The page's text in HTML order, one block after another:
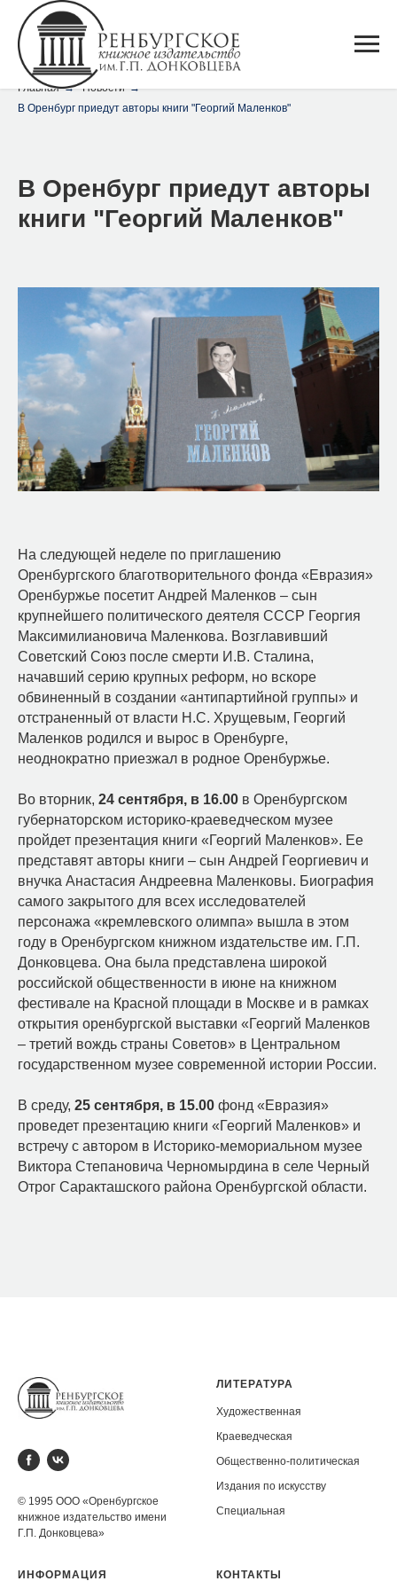
Главная → Новости →
В Оренбург приедут авторы книги "Георгий Маленков"
В Оренбург приедут авторы
книги "Георгий Маленков"
На следующей неделе по приглашению
Оренбургского благотворительного фонда «Евразия»
Оренбуржье посетит Андрей Маленков – сын
крупнейшего политического деятеля СССР Георгия
Максимилиановича Маленкова. Возглавивший
Советский Союз после смерти И.В. Сталина,
начавший серию крупных реформ, но вскоре
обвиненный в создании «антипартийной группы» и
отстраненный от власти Н.С. Хрущевым, Георгий
Маленков родился и вырос в Оренбурге,
неоднократно приезжал в родное Оренбуржье.
Во вторник, 24 сентября, в 16.00 в Оренбургском
губернаторском историко-краеведческом музее
пройдет презентация книги «Георгий Маленков». Ее
представят авторы книги – сын Андрей Георгиевич и
внучка Анастасия Андреевна Маленковы. Биография
самого закрытого для всех исследователей
персонажа «кремлевского олимпа» вышла в этом
году в Оренбургском книжном издательстве им. Г.П.
Донковцева. Она была представлена широкой
российской общественности в июне на книжном
фестивале на Красной площади в Москве и в рамках
открытия оренбургской выставки «Георгий Маленков
– третий вождь страны Советов» в Центральном
государственном музее современной истории России.
В среду, 25 сентября, в 15.00 фонд «Евразия»
проведет презентацию книги «Георгий Маленков» и
встречу с автором в Историко-мемориальном музее
Виктора Степановича Черномырдина в селе Черный
Отрог Саракташского района Оренбургской области.
© 1995 ООО «Оренбургское
книжное издательство имени
Г.П. Донковцева»
ЛИТЕРАТУРА
Художественная
Краеведческая
Общественно-политическая
Издания по искусству
Специальная
ИНФОРМАЦИЯ КОНТАКТЫ